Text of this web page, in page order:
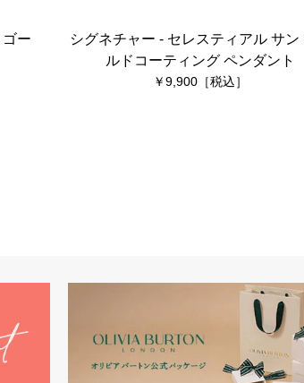
ー
シグネチャー - セレスティアル サン
ルドコーティング ペンダント
9,900